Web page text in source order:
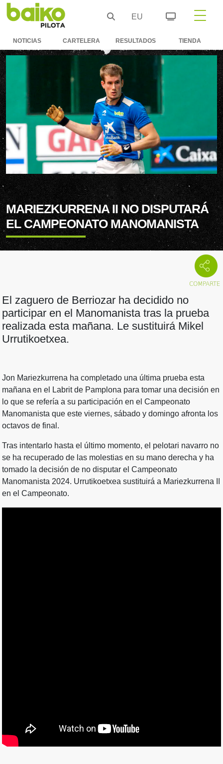
EU
NOTICIAS CARTELERA RESULTADOS TIENDA
MARIEZKURRENA II NO DISPUTARÁ
EL CAMPEONATO MANOMANISTA
El zaguero de Berriozar ha decidido no
participar en el Manomanista tras la prueba
realizada esta mañana. Le sustituirá Mikel
Urrutikoetxea.
Jon Mariezkurrena ha completado una última prueba esta
mañana en el Labrit de Pamplona para tomar una decisión en
lo que se refería a su participación en el Campeonato
Manomanista que este viernes, sábado y domingo afronta los
octavos de final.
Tras intentarlo hasta el último momento, el pelotari navarro no
se ha recuperado de las molestias en su mano derecha y ha
tomado la decisión de no disputar el Campeonato
Manomanista 2024. Urrutikoetxea sustituirá a Mariezkurrena II
en el Campeonato.